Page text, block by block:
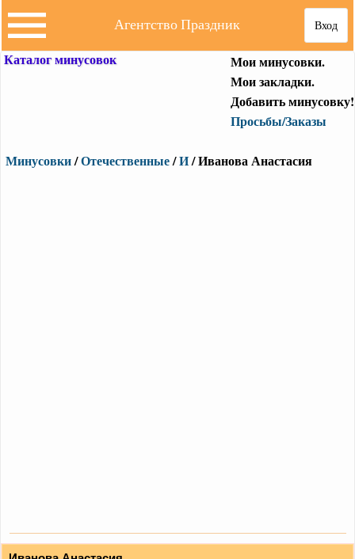
Вход
Агентство Праздник
Каталог минусовок
Мои минусовки.
Мои закладки.
Добавить минусовку!
Просьбы/Заказы
Минусовки/Отечественные/И/ Иванова Анастасия